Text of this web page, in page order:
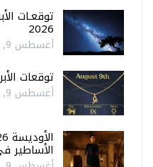
2026
أغسطس 9, 2026
توقعات
أغسطس 9, 2026
الأساطير